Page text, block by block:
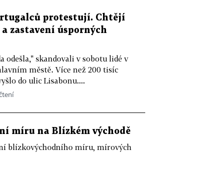
protestují. Chtějí
zastavení úsporných
odešla," skandovali v sobotu lidé v
městě. Více než 200 tisíc
do ulic Lisabonu....
míru na Blízkém východě
blízkovýchodního míru, mírových